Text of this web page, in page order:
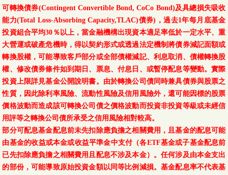
可轉換債券(Contingent Convertible Bond, CoCo Bond)及具總損失吸收
能力(Total Loss-Absorbing Capacity,TLAC)債券)，過去1年每月底基金
投資組合平均30％以上，當金融機構出現資本適足率低於一定水平、重
大營運或破產危機時，得以契約形式或透過法定機制將債券減記面額或
轉換股權，可能導致客戶部分或全部債權減記、利息取消、債權轉換股
權、修改債券條件如到期日、票息、付息日、或暫停配息等變動。實際
投資上限詳見基金公開說明書。由於轉換公司債同時兼具債券與股票之
性質，因此除利率風險、流動性風險及信用風險外，還可能因標的股票
價格波動而造成該可轉換公司債之價格波動而投資非投資等級或未經信
用評等之轉換公司債所承受之信用風險相對較高。
部分可配息基金配息前未先扣除應負擔之相關費用，且基金的配息可能
由基金的收益或本金或收益平準金中支付（各ETF基金或子基金配息前
已先扣除應負擔之相關費用且配息不涉及本金）。任何涉及由本金支出
的部份，可能導致原始投資金額以同等比例減損。基金配息率不代表基